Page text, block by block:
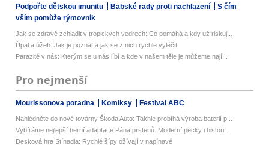
Podpořte dětskou imunitu Babské rady proti nachlazení
S čím
vším pomůže rýmovník
Jak se zdravě zchladit v tropických vedrech: Co pomáhá a kdy už riskuj...
Úpal a úžeh: Jak je poznat a jak se z nich rychle vyléčit
Parazité v nás: Kterým se u nás líbí a kde v našem těle je můžeme nají...
Pro nejmenší
Mourissonova poradna Komiksy Festival ABC
Nahlédněte do nové továrny Škoda Auto: Takhle probíhá výroba baterií p...
Vybíráme nejlepší herní adaptace Pána prstenů. Moderní pecky i histori...
Desková hra Stínadla: Rychlé šípy ožívají v napínavé